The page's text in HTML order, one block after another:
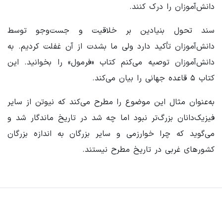
دانش‌آموزان را درک کنند.
سند تحول بنیادین بر خلاقیت و جست‌وجو توسط
دانش‌آموزان تأکید دارد ولی ما بشدت از آن غفلت کردیم. به
دانش‌آموزان توصیه می‌کنم کتاب «فرمول» را بخوانید. این
کتاب ۵ قاعده جهانی را بیان می‌کند.
به‌عنوان مثال این موضوع را مطرح می‌کند که نیوتن از سایر
فیزیک‌دانان بزرگ‌تر نبود اما چه شد در تاریخ ماندگار شد و
می‌گوید که چرا خوارزمی و سایر بزرگان به اندازه بزرگان
کشورهای غربی در تاریخ مطرح نیستند.